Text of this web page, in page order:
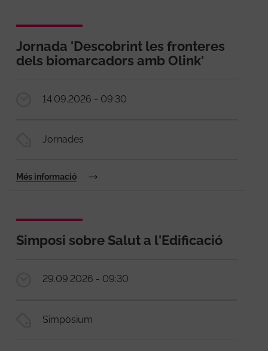
Jornada 'Descobrint les fronteres
dels biomarcadors amb Olink'
14.09.2026 - 09:30
Jornades
Més informació
Simposi sobre Salut a l'Edificació
29.09.2026 - 09:30
Simpòsium